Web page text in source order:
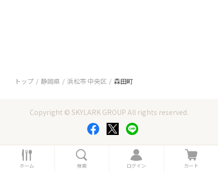
トップ 静岡県 浜松市 中央区 森田町
Copyright © SKYLARK GROUP All rights reserved.
ホ
ー
ホーム 索
検索
ロ
グ
ログイン
カ
ー
カート